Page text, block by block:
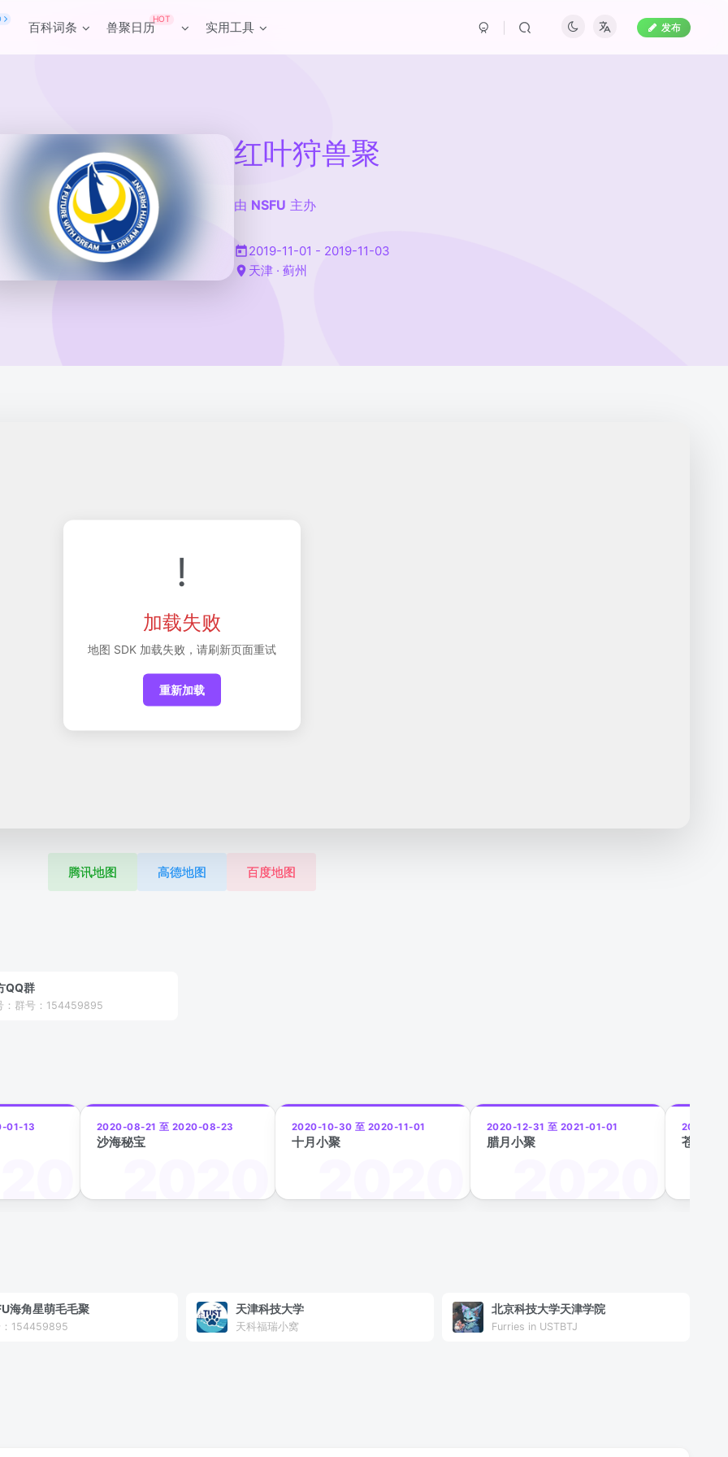
百科词条 兽聚日历
HOT
实用工具 发布
红叶狩兽聚
由 NSFU 主办
2019-11-01 - 2019-11-03
天津 · 蓟州
!
加载失败
地图 SDK 加载失败，请刷新页面重试
重新加载
腾讯地图 高德地图 百度地图
QQ群
：群号：154459895
01-13 2020-08-21 至 2020-08-23
沙海秘宝
2020-10-30 至 2020-11-01
十月小聚
2020-12-31 至 2021-01-01
腊月小聚
2021-
苍穹弦
海角星萌毛毛聚
154459895
天津科技大学
天科福瑞小窝
北京科技大学天津学院
Furries in USTBTJ